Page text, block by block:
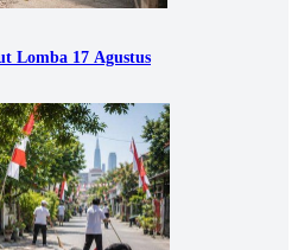
Lomba 17 Agustus